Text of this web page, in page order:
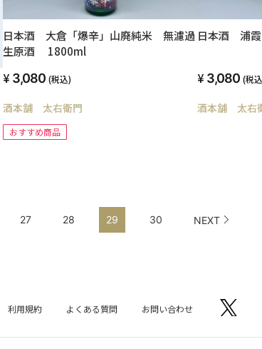
日本酒 大倉「爆辛」山廃純米 無濾過
生原酒 1800ml
3,080 (税込)
酒本舗 太右衛門
おすすめ商品
日本酒 浦
3,080 (税
酒本舗 太右
27 28 29 30 NEXT
利用規約 よくある質問 お問い合わせ